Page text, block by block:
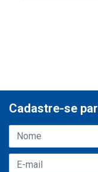
Cadastre-se